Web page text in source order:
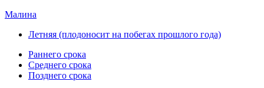
Малина
Летняя (плодоносит на побегах прошлого года)
Раннего срока
Среднего срока
Позднего срока